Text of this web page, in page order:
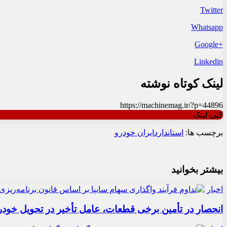
Twitter
Whatsapp
+Google
Linkedin
لینک کوتاه نوشته
https://machinemag.ir/?p=44896
کپی لینک
برچسب ها: استاندارد ایران خودرو
بیشتر بخوانید
اخبار
انحصار در تأمین برخی قطعات، عامل تأخیر در تحویل